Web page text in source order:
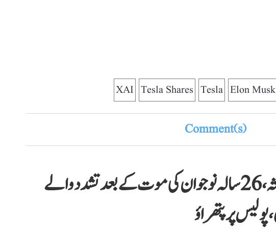
Elon Musk
Tesla
Tesla Shares
XAI
Comment(s)
پٹنہ میں خوفناک سڑک حادثہ، 26 سالہ نوجوان کی موت کے بعد تشدد والے